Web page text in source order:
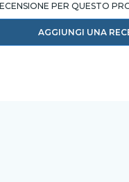
PER QUESTO
AGGIUNGI UNA